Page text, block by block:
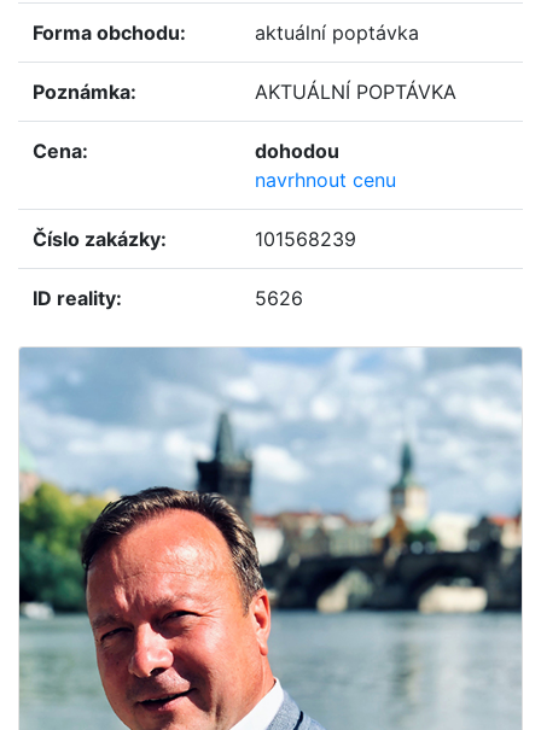
forma obchodu: aktuální poptávka
poznámka: AKTUÁLNÍ POPTÁVKA
cena:
dohodou
navrhnout cenu
číslo zakázky: 101568239
ID reality: 5626